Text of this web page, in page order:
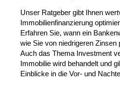
Unser Ratgeber gibt Ihnen
Immobilienfinanzierung
Erfahren Sie, wann ein
wie Sie von niedrigeren Zinsen
Auch das Thema Investment
Immobilie wird behandelt und
Einblicke in die Vor- und